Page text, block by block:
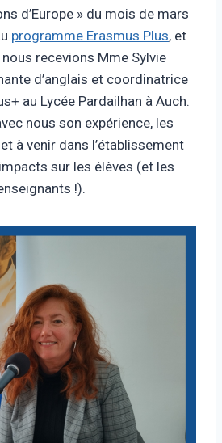
d’Europe » du mois de mars
programme Erasmus Plus, et
recevions Mme Sylvie
d’anglais et coordinatrice
au Lycée Pardailhan à Auch.
nous son expérience, les
à venir dans l’établissement
sur les élèves (et les
!).